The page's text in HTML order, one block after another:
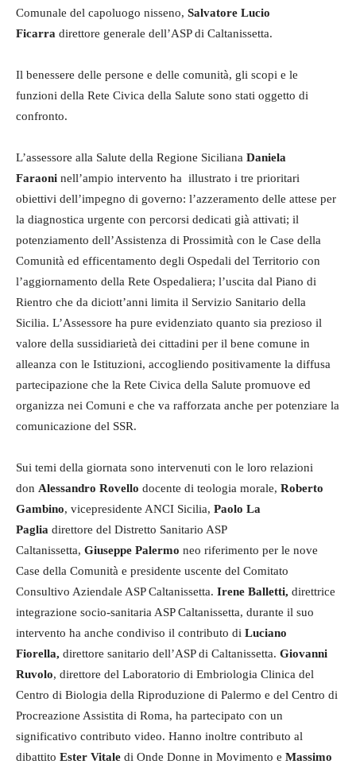
Comunale del capoluogo nisseno, Salvatore Lucio
Ficarra direttore generale dell’ASP di Caltanissetta.
Il benessere delle persone e delle comunità, gli scopi e le
funzioni della Rete Civica della Salute sono stati oggetto di
confronto.
L’assessore alla Salute della Regione Siciliana Daniela
Faraoni nell’ampio intervento ha illustrato i tre prioritari
obiettivi dell’impegno di governo: l’azzeramento delle attese per
la diagnostica urgente con percorsi dedicati già attivati; il
potenziamento dell’Assistenza di Prossimità con le Case della
Comunità ed efficentamento degli Ospedali del Territorio con
l’aggiornamento della Rete Ospedaliera; l’uscita dal Piano di
Rientro che da diciott’anni limita il Servizio Sanitario della
Sicilia. L’Assessore ha pure evidenziato quanto sia prezioso il
valore della sussidiarietà dei cittadini per il bene comune in
alleanza con le Istituzioni, accogliendo positivamente la diffusa
partecipazione che la Rete Civica della Salute promuove ed
organizza nei Comuni e che va rafforzata anche per potenziare la
comunicazione del SSR.
Sui temi della giornata sono intervenuti con le loro relazioni
don Alessandro Rovello docente di teologia morale, Roberto
Gambino, vicepresidente ANCI Sicilia, Paolo La
Paglia direttore del Distretto Sanitario ASP
Caltanissetta, Giuseppe Palermo neo riferimento per le nove
Case della Comunità e presidente uscente del Comitato
Consultivo Aziendale ASP Caltanissetta. Irene Balletti, direttrice
integrazione socio-sanitaria ASP Caltanissetta, durante il suo
intervento ha anche condiviso il contributo di Luciano
Fiorella, direttore sanitario dell’ASP di Caltanissetta. Giovanni
Ruvolo, direttore del Laboratorio di Embriologia Clinica del
Centro di Biologia della Riproduzione di Palermo e del Centro di
Procreazione Assistita di Roma, ha partecipato con un
significativo contributo video. Hanno inoltre contributo al
dibattito Ester Vitale di Onde Donne in Movimento e Massimo